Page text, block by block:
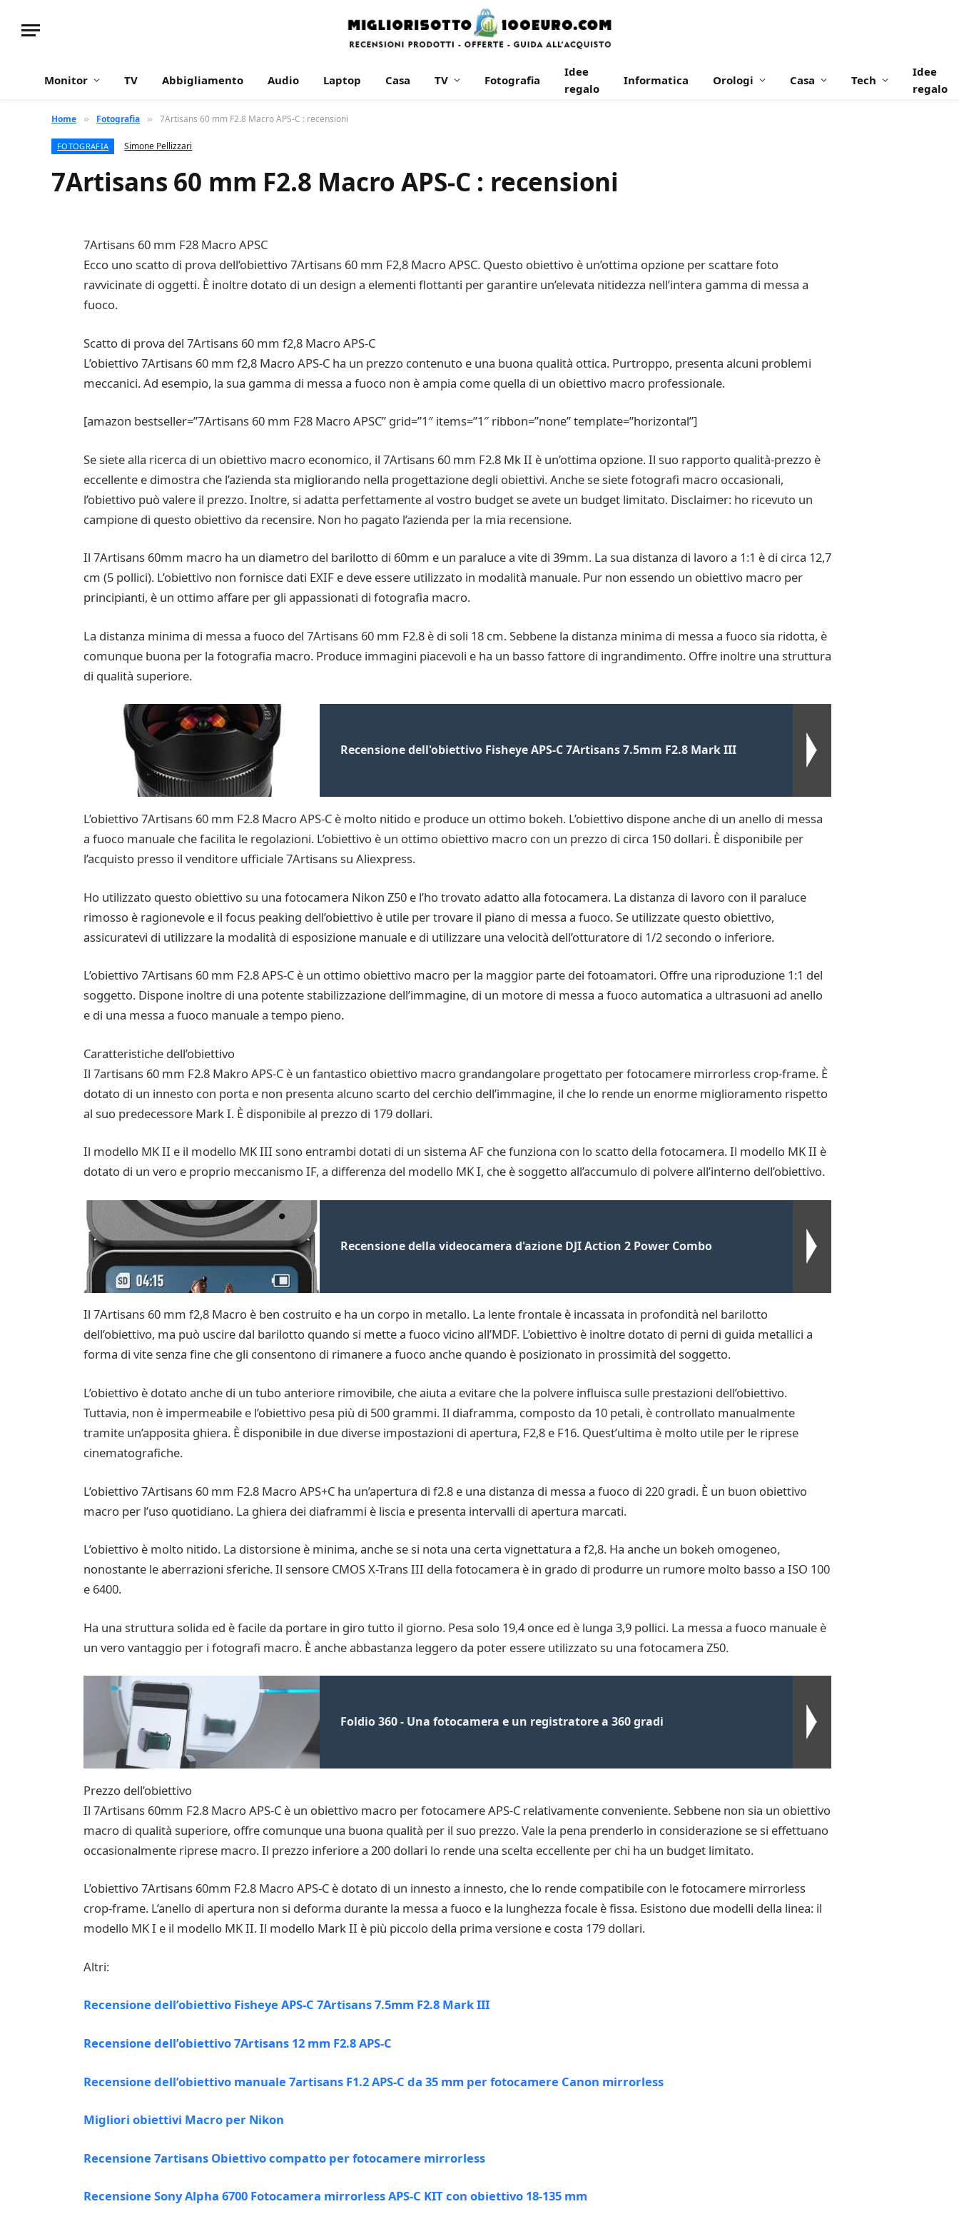
Monitor TV Abbigliamento Audio Laptop Casa TV Fotografia
Idee
regalo
Informatica Orologi Casa Tech
Idee
regalo
Home » Fotografia » 7Artisans 60 mm F2.8 Macro APS-C : recensioni
FOTOGRAFIA Simone Pellizzari
7Artisans 60 mm F2.8 Macro APS-C : recensioni
7Artisans 60 mm F28 Macro APSC
Ecco uno scatto di prova dell’obiettivo 7Artisans 60 mm F2,8 Macro APSC. Questo obiettivo è un’ottima opzione per scattare foto
ravvicinate di oggetti. È inoltre dotato di un design a elementi flottanti per garantire un’elevata nitidezza nell’intera gamma di messa a
fuoco.
Scatto di prova del 7Artisans 60 mm f2,8 Macro APS-C
L’obiettivo 7Artisans 60 mm f2,8 Macro APS-C ha un prezzo contenuto e una buona qualità ottica. Purtroppo, presenta alcuni problemi
meccanici. Ad esempio, la sua gamma di messa a fuoco non è ampia come quella di un obiettivo macro professionale.
[amazon bestseller=”7Artisans 60 mm F28 Macro APSC” grid=”1″ items=”1″ ribbon=”none” template=”horizontal”]
Se siete alla ricerca di un obiettivo macro economico, il 7Artisans 60 mm F2.8 Mk II è un’ottima opzione. Il suo rapporto qualità-prezzo è
eccellente e dimostra che l’azienda sta migliorando nella progettazione degli obiettivi. Anche se siete fotografi macro occasionali,
l’obiettivo può valere il prezzo. Inoltre, si adatta perfettamente al vostro budget se avete un budget limitato. Disclaimer: ho ricevuto un
campione di questo obiettivo da recensire. Non ho pagato l’azienda per la mia recensione.
Il 7Artisans 60mm macro ha un diametro del barilotto di 60mm e un paraluce a vite di 39mm. La sua distanza di lavoro a 1:1 è di circa 12,7
cm (5 pollici). L’obiettivo non fornisce dati EXIF e deve essere utilizzato in modalità manuale. Pur non essendo un obiettivo macro per
principianti, è un ottimo affare per gli appassionati di fotografia macro.
La distanza minima di messa a fuoco del 7Artisans 60 mm F2.8 è di soli 18 cm. Sebbene la distanza minima di messa a fuoco sia ridotta, è
comunque buona per la fotografia macro. Produce immagini piacevoli e ha un basso fattore di ingrandimento. Offre inoltre una struttura
di qualità superiore.
Recensione dell'obiettivo Fisheye APS-C 7Artisans 7.5mm F2.8 Mark III
L’obiettivo 7Artisans 60 mm F2.8 Macro APS-C è molto nitido e produce un ottimo bokeh. L’obiettivo dispone anche di un anello di messa
a fuoco manuale che facilita le regolazioni. L’obiettivo è un ottimo obiettivo macro con un prezzo di circa 150 dollari. È disponibile per
l’acquisto presso il venditore ufficiale 7Artisans su Aliexpress.
Ho utilizzato questo obiettivo su una fotocamera Nikon Z50 e l’ho trovato adatto alla fotocamera. La distanza di lavoro con il paraluce
rimosso è ragionevole e il focus peaking dell’obiettivo è utile per trovare il piano di messa a fuoco. Se utilizzate questo obiettivo,
assicuratevi di utilizzare la modalità di esposizione manuale e di utilizzare una velocità dell’otturatore di 1/2 secondo o inferiore.
L’obiettivo 7Artisans 60 mm F2.8 APS-C è un ottimo obiettivo macro per la maggior parte dei fotoamatori. Offre una riproduzione 1:1 del
soggetto. Dispone inoltre di una potente stabilizzazione dell’immagine, di un motore di messa a fuoco automatica a ultrasuoni ad anello
e di una messa a fuoco manuale a tempo pieno.
Caratteristiche dell’obiettivo
Il 7artisans 60 mm F2.8 Makro APS-C è un fantastico obiettivo macro grandangolare progettato per fotocamere mirrorless crop-frame. È
dotato di un innesto con porta e non presenta alcuno scarto del cerchio dell’immagine, il che lo rende un enorme miglioramento rispetto
al suo predecessore Mark I. È disponibile al prezzo di 179 dollari.
Il modello MK II e il modello MK III sono entrambi dotati di un sistema AF che funziona con lo scatto della fotocamera. Il modello MK II è
dotato di un vero e proprio meccanismo IF, a differenza del modello MK I, che è soggetto all’accumulo di polvere all’interno dell’obiettivo.
Recensione della videocamera d'azione DJI Action 2 Power Combo
Il 7Artisans 60 mm f2,8 Macro è ben costruito e ha un corpo in metallo. La lente frontale è incassata in profondità nel barilotto
dell’obiettivo, ma può uscire dal barilotto quando si mette a fuoco vicino all’MDF. L’obiettivo è inoltre dotato di perni di guida metallici a
forma di vite senza fine che gli consentono di rimanere a fuoco anche quando è posizionato in prossimità del soggetto.
L’obiettivo è dotato anche di un tubo anteriore rimovibile, che aiuta a evitare che la polvere influisca sulle prestazioni dell’obiettivo.
Tuttavia, non è impermeabile e l’obiettivo pesa più di 500 grammi. Il diaframma, composto da 10 petali, è controllato manualmente
tramite un’apposita ghiera. È disponibile in due diverse impostazioni di apertura, F2,8 e F16. Quest’ultima è molto utile per le riprese
cinematografiche.
L’obiettivo 7Artisans 60 mm F2.8 Macro APS+C ha un’apertura di f2.8 e una distanza di messa a fuoco di 220 gradi. È un buon obiettivo
macro per l’uso quotidiano. La ghiera dei diaframmi è liscia e presenta intervalli di apertura marcati.
L’obiettivo è molto nitido. La distorsione è minima, anche se si nota una certa vignettatura a f2,8. Ha anche un bokeh omogeneo,
nonostante le aberrazioni sferiche. Il sensore CMOS X-Trans III della fotocamera è in grado di produrre un rumore molto basso a ISO 100
e 6400.
Ha una struttura solida ed è facile da portare in giro tutto il giorno. Pesa solo 19,4 once ed è lunga 3,9 pollici. La messa a fuoco manuale è
un vero vantaggio per i fotografi macro. È anche abbastanza leggero da poter essere utilizzato su una fotocamera Z50.
Foldio 360 - Una fotocamera e un registratore a 360 gradi
Prezzo dell’obiettivo
Il 7Artisans 60mm F2.8 Macro APS-C è un obiettivo macro per fotocamere APS-C relativamente conveniente. Sebbene non sia un obiettivo
macro di qualità superiore, offre comunque una buona qualità per il suo prezzo. Vale la pena prenderlo in considerazione se si effettuano
occasionalmente riprese macro. Il prezzo inferiore a 200 dollari lo rende una scelta eccellente per chi ha un budget limitato.
L’obiettivo 7Artisans 60mm F2.8 Macro APS-C è dotato di un innesto a innesto, che lo rende compatibile con le fotocamere mirrorless
crop-frame. L’anello di apertura non si deforma durante la messa a fuoco e la lunghezza focale è fissa. Esistono due modelli della linea: il
modello MK I e il modello MK II. Il modello Mark II è più piccolo della prima versione e costa 179 dollari.
Altri:
Recensione dell’obiettivo Fisheye APS-C 7Artisans 7.5mm F2.8 Mark III
Recensione dell’obiettivo 7Artisans 12 mm F2.8 APS-C
Recensione dell’obiettivo manuale 7artisans F1.2 APS-C da 35 mm per fotocamere Canon mirrorless
Migliori obiettivi Macro per Nikon
Recensione 7artisans Obiettivo compatto per fotocamere mirrorless
Recensione Sony Alpha 6700 Fotocamera mirrorless APS-C KIT con obiettivo 18-135 mm